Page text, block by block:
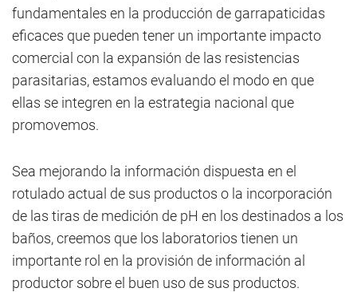
fundamentales en la producción de garrapaticidas
eficaces que pueden tener un importante impacto
comercial con la expansión de las resistencias
parasitarias, estamos evaluando el modo en que
ellas se integren en la estrategia nacional que
promovemos.
Sea mejorando la información dispuesta en el
rotulado actual de sus productos o la incorporación
de las tiras de medición de pH en los destinados a los
baños, creemos que los laboratorios tienen un
importante rol en la provisión de información al
productor sobre el buen uso de sus productos.